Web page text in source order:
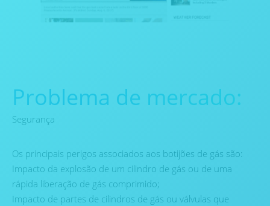
Problema de mercado:
Segurança
Os principais perigos associados aos botijões de gás são:
Impacto da explosão de um cilindro de gás ou de uma
rápida liberação de gás comprimido;
Impacto de partes de cilindros de gás ou válvulas que